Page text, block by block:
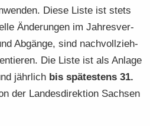
Diese Liste ist stets
Än­de­run­gen im Jah­res­ver­
Ab­gän­ge, sind nach­voll­zieh­
Die Liste ist als An­la­ge
jähr­lich bis spä­tes­tens 31.
der Lan­des­di­rek­ti­on Sach­sen